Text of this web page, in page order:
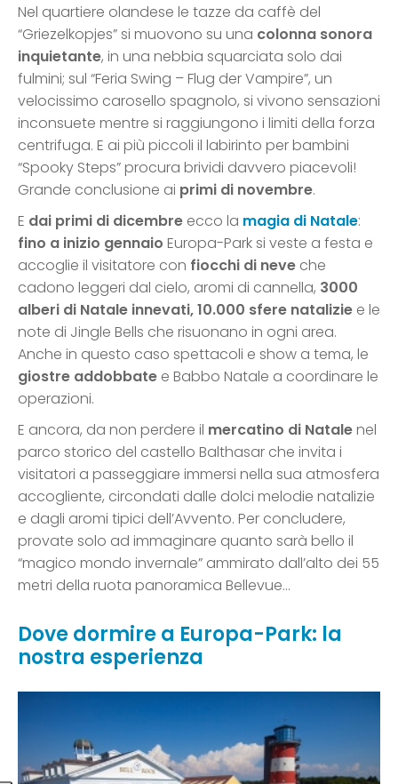
Nel quartiere olandese le tazze da caffè del
“Griezelkopjes” si muovono su una colonna sonora
inquietante, in una nebbia squarciata solo dai
fulmini; sul “Feria Swing – Flug der Vampire”, un
velocissimo carosello spagnolo, si vivono sensazioni
inconsuete mentre si raggiungono i limiti della forza
centrifuga. E ai più piccoli il labirinto per bambini
“Spooky Steps” procura brividi davvero piacevoli!
Grande conclusione ai primi di novembre.
E dai primi di dicembre ecco la magia di Natale:
fino a inizio gennaio Europa-Park si veste a festa e
accoglie il visitatore con fiocchi di neve che
cadono leggeri dal cielo, aromi di cannella, 3000
alberi di Natale innevati, 10.000 sfere natalizie e le
note di Jingle Bells che risuonano in ogni area.
Anche in questo caso spettacoli e show a tema, le
giostre addobbate e Babbo Natale a coordinare le
operazioni.
E ancora, da non perdere il mercatino di Natalenel
parco storico del castello Balthasar che invita i
visitatori a passeggiare immersi nella sua atmosfera
accogliente, circondati dalle dolci melodie natalizie
e dagli aromi tipici dell’Avvento. Per concludere,
provate solo ad immaginare quanto sarà bello il
“magico mondo invernale” ammirato dall’alto dei 55
metri della ruota panoramica Bellevue…
Dove dormire a Europa-Park: la
nostra esperienza